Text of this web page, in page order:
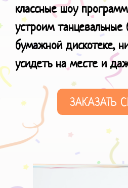
классные шоу
устроим танцевальные
бумажной дискотеке,
усидеть на месте и
ЗАКАЗАТЬ